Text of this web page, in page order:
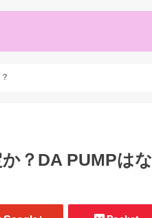
？DA PUMPはな